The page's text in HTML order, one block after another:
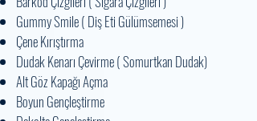
Gummy Smile ( Diş Eti Gülümsemesi )
Çene Kırıştırma
Dudak Kenarı Çevirme ( Somurtkan Dudak)
Alt Göz Kapağı Açma
Boyun Gençleştirme